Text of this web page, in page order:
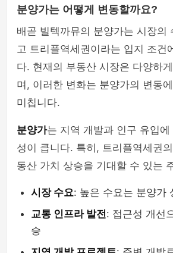
분양가는 어떻게 변동할까요?
배곧 빌텍까뮤의 분양가는 시장의
고 트리플역세권이라는 입지 조건
다. 현재의 부동산 시장은 다양하
며, 이러한 변화는 분양가의 변동
미칩니다.
분양가는 지역 개발과 인구 유입
성이 큽니다. 특히, 트리플역세권
동산 가치 상승을 기대할 수 있는
시장 수요: 높은 수요는 분양가
교통 인프라 발전: 접근성 개선
승